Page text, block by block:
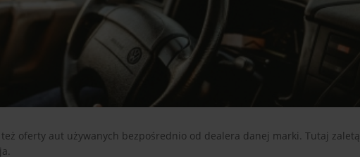
oferty aut używanych bezpośrednio od dealera danej marki. Tutaj zaletą